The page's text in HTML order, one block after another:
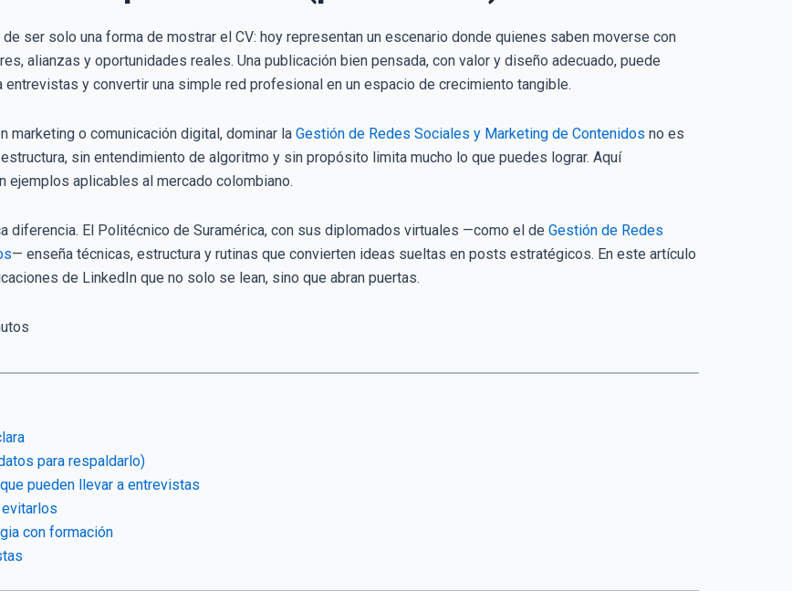
ser solo una forma de mostrar el CV: hoy representan un escenario donde quienes saben moverse con
alianzas y oportunidades reales. Una publicación bien pensada, con valor y diseño adecuado, puede
y convertir una simple red profesional en un espacio de crecimiento tangible.
marketing o comunicación digital, dominar la Gestión de Redes Sociales y Marketing de Contenidos no es
sin entendimiento de algoritmo y sin propósito limita mucho lo que puedes lograr. Aquí
ejemplos aplicables al mercado colombiano.
diferencia. El Politécnico de Suramérica, con sus diplomados virtuales —como el de Gestión de Redes
— enseña técnicas, estructura y rutinas que convierten ideas sueltas en posts estratégicos. En este artículo
de LinkedIn que no solo se lean, sino que abran puertas.
para respaldarlo)
pueden llevar a entrevistas
con formación